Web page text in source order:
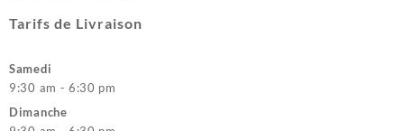
Tarifs de Livraison
Samedi
9:30 am - 6:30 pm
Dimanche